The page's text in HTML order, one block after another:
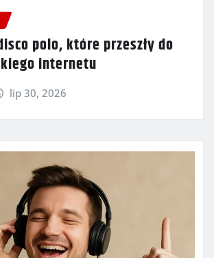
polo, które przeszły do
internetu
lip 30, 2026